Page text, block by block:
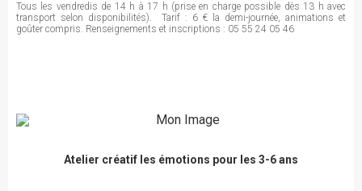
Tous les vendredis de 14 h à 17 h (prise en charge possible dès 13 h avec
transport selon disponibilités). Tarif : 6 € la demi-journée, animations et
goûter compris. Renseignements et inscriptions : 05 55 24 05 46
Atelier créatif les émotions pour les 3-6 ans